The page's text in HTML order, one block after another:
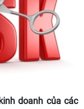
doanh của các